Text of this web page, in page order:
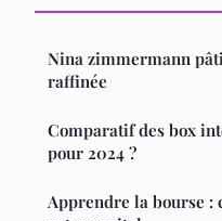
Nina zimmermann
raffinée
Comparatif des box
pour 2024 ?
Apprendre la bourse